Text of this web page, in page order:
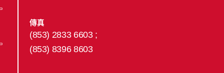
傳真
(853) 2833 6603 ;
(853) 8396 8603